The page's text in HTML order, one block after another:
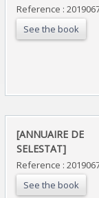
Reference :
See the book
‎[ANNUAIRE DE
SELESTAT]‎
Reference :
See the book